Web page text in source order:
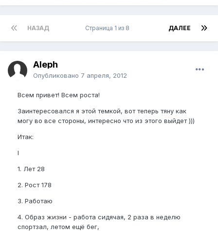
НАЗАД ДАЛЕЕ
Страница 1 из 8
Aleph
Опубликовано 7 апреля, 2012
Всем привет! Всем роста!
Заинтересовался я этой темкой, вот теперь тяну как
могу во все стороны, интересно что из этого выйдет )))
Итак:
I
1. Лет 28
2. Рост 178
3. Работаю
4. Образ жизни - работа сидячая, 2 раза в неделю
спортзал, летом ещё бег,